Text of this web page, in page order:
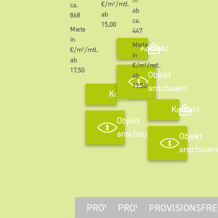
ca.
868
Miete
in
€/m²/mtl.
ab
17,50
Kontakt
Objekt
anschauen
€/m²/mtl.
ab
15,00
Kontakt
Objekt
anschauen
ab
ca.
447
Miete
in
€/m²/mtl.
ab
17,50
Kontakt
Objekt
anschauen
PROVISIONSFREI
PROVISIONSFREI